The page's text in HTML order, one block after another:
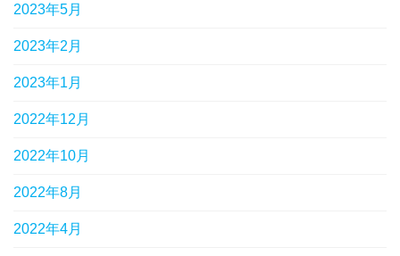
2023年5月
2023年2月
2023年1月
2022年12月
2022年10月
2022年8月
2022年4月